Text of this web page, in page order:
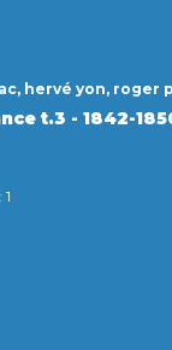
hervé yon, roger
t.3 - 1842-